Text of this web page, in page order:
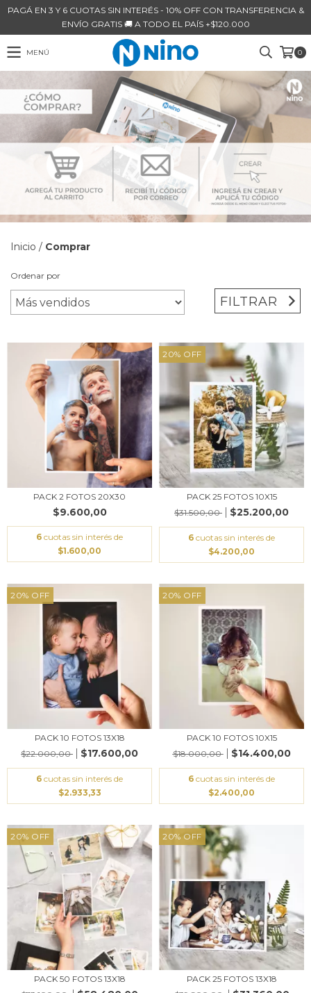
PAGÁ EN 3 Y 6 CUOTAS SIN INTERÉS - 10% OFF CON TRANSFERENCIA &
ENVÍO GRATIS 🚚 A TODO EL PAÍS +$120.000
MENÚ 0
Inicio / Comprar
Ordenar por
FILTRAR
PACK 2 FOTOS 20X30
$9.600,00
6 cuotas sin interés de
$1.600,00
20% OFF
PACK 25 FOTOS 10X15
$31.500,00
$25.200,00
6 cuotas sin interés de
$4.200,00
20% OFF
PACK 10 FOTOS 13X18
$22.000,00
$17.600,00
6 cuotas sin interés de
$2.933,33
20% OFF
PACK 10 FOTOS 10X15
$18.000,00
$14.400,00
6 cuotas sin interés de
$2.400,00
20% OFF
PACK 50 FOTOS 13X18
20% OFF
PACK 25 FOTOS 13X18